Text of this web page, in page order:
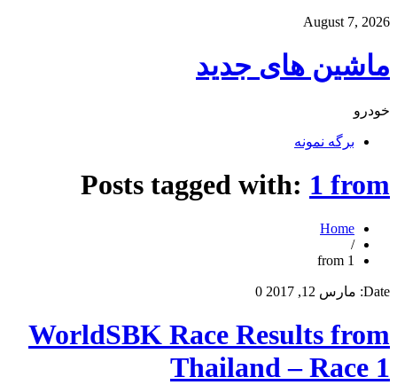
August 7, 2026
ماشین های جدید
خودرو
برگه نمونه
Posts tagged with: 1 from
Home
/
1 from
Date: مارس 12, 2017 0
WorldSBK Race Results from
Thailand – Race 1